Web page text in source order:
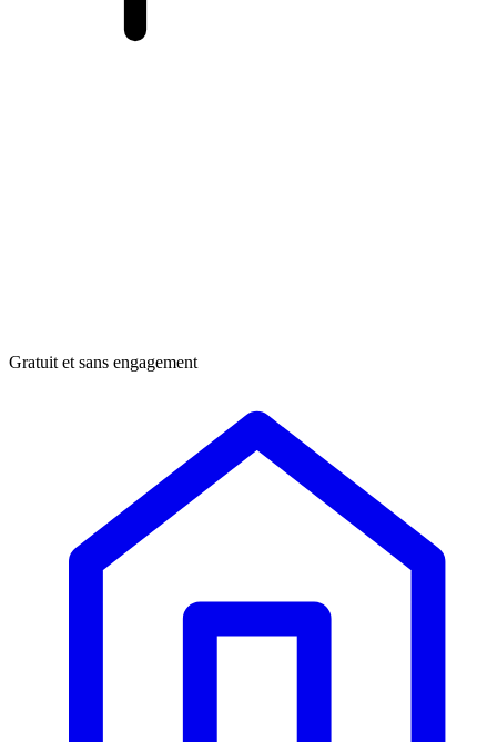
Gratuit et sans engagement